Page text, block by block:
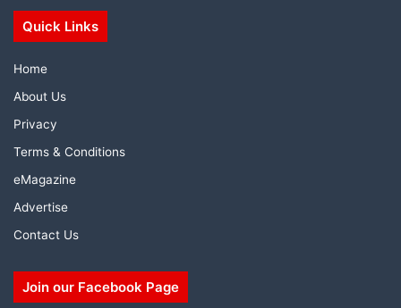
Quick Links
Home
About Us
Privacy
Terms & Conditions
eMagazine
Advertise
Contact Us
Join our Facebook Page